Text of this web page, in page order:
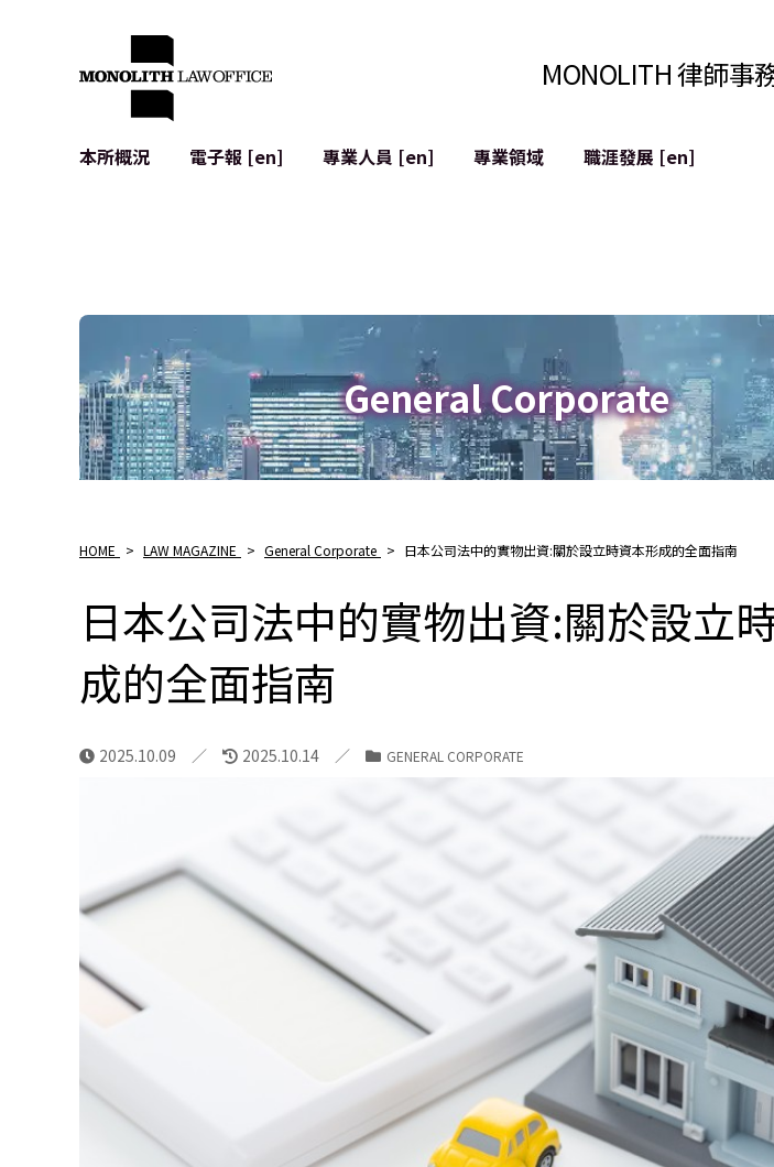
MONOLITH 律師事
本所概況
電子報 [en] 專業人員 [en]
專業領域
個人資料保護
廣告審查
網絡犯罪
緩解聲譽
職涯發展 [en]
General Corporate
HOME > LAW MAGAZINE > General Corporate > 日本公司法中的實物出資:關於設立時資本形成的全面指南
日本公司法中的實物出資:關於設立
成的全面指南
2025.10.09 2025.10.14 GENERAL CORPORATE